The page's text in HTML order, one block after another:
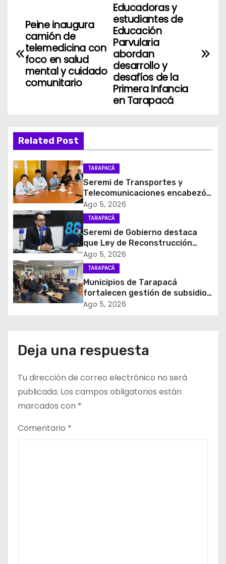
v
c
i
ó
n
d
e
e
n
t
a
d
a
s
Educadoras y
estudiantes de
Educación
Parvularia
abordan
desarrollo y
desafíos de la
Primera Infancia
en Tarapacá
Peine inaugura
camión de
telemedicina con
foco en salud
mental y cuidado
comunitario
Related Post
TARAPACÁ
Seremi de Transportes y
Telecomunicaciones encabezó
primera mesa de coordinación
para el retiro de cables en
desuso en Iquique
Ago 5, 2026
TARAPACÁ
Seremi de Gobierno destaca
que Ley de Reconstrucción
Nacional impulsará la inversión
y el empleo en Tarapacá
Ago 5, 2026
TARAPACÁ
Municipios de Tarapacá
fortalecen gestión de subsidios
de agua potable en jornada
Ago 5, 2026
Deja una respuesta
Tu dirección de correo electrónico no será
publicada. Los campos obligatorios están
marcados con *
Comentario *